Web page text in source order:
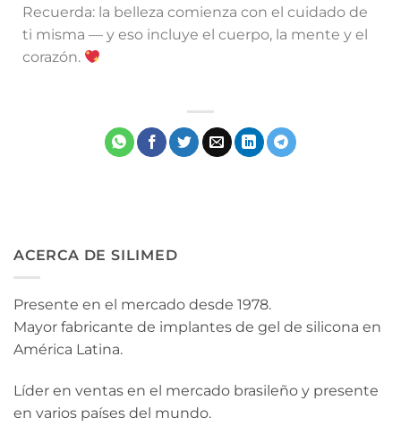
Recuerda: la belleza comienza con el cuidado de
ti misma — y eso incluye el cuerpo, la mente y el
corazón.
ACERCA DE SILIMED
Presente en el mercado desde 1978.
Mayor fabricante de implantes de gel de silicona en
América Latina.
Líder en ventas en el mercado brasileño y presente
en varios países del mundo.